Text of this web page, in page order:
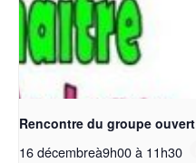
Rencontre du groupe ouvert
16 décembreà9h00à 11h30